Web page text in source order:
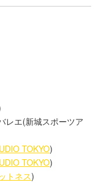
レエ(新城スポーツア
TOKYO)
TOKYO)
トネス)